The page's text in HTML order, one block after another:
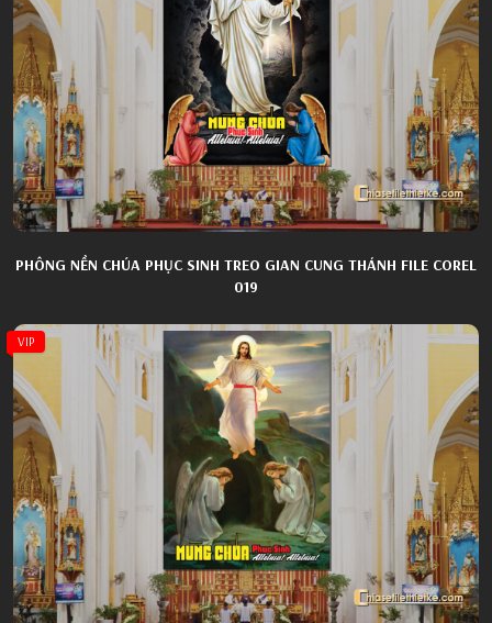
PHÔNG NỀN CHÚA PHỤC SINH TREO GIAN CUNG THÁNH FILE COREL
019
VIP